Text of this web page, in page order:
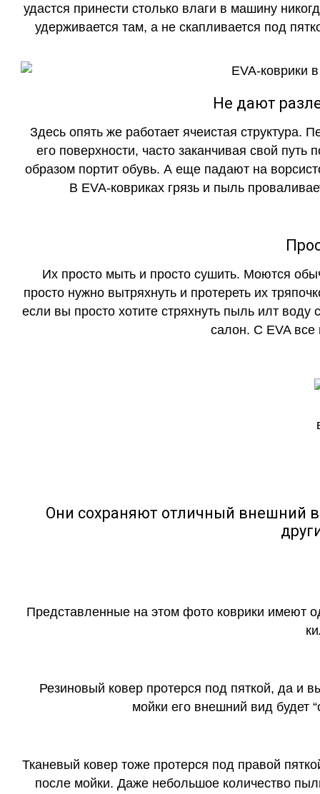
удастся принести столько влаги в машину
удерживается там, а не скапливается под
Не дают
Здесь опять же работает ячеистая структура.
его поверхности, часто заканчивая свой
образом портит обувь. А еще падают на
В EVA-ковриках грязь и пыль
Их просто мыть и просто сушить. Моются
просто нужно вытряхнуть и протереть их
если вы просто хотите стряхнуть пыль илт воду
салон. С EVA все
Они сохраняют отличный внешний
Представленные на этом фото коврики имеют
Резиновый ковер протерся под пяткой, да и
мойки его внешний вид будет
Тканевый ковер тоже протерся под правой
после мойки. Даже небольшое количество